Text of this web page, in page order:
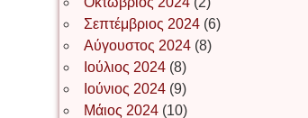
ΕΥΑΓΓΕΛΟΣ ΜΩΚΟΣ
Ιωάννης Σ. Παπαφλωράτος
Σεπτέμβριος 2024 (6)
Αύγουστος 2024 (8)
Ιούλιος 2024 (8)
Ιούνιος 2024 (9)
Μάιος 2024 (10)